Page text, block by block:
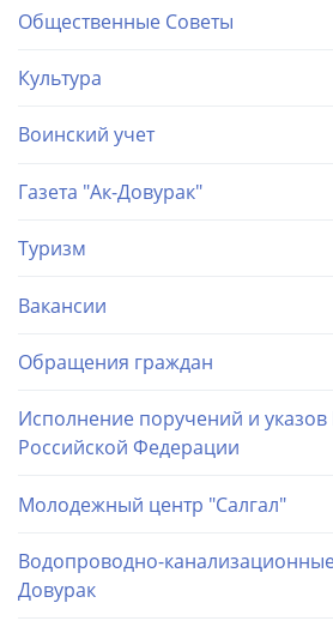
Общественные Советы
Культура
Воинский учет
Газета "Ак-Довурак"
Туризм
Вакансии
Обращения граждан
Исполнение поручений и указов
Российской Федерации
Молодежный центр "Салгал"
Водопроводно-
Довурак